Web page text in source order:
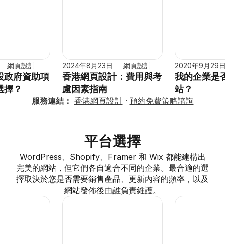
網頁設計
政府資助項
擇？
2024年8月23日 網頁設計
香港網頁設計：費用與考
慮因素指南
2020年9月29
我的企業是
站？
服務連結： 香港網頁設計 · 預約免費策略諮詢
平台選擇
WordPress、Shopify、Framer 和 Wix 都能建構出
完美的網站，但它們各自適合不同的企業。最合適的選
擇取決於您是否需要銷售產品、更新內容的頻率，以及
網站發佈後由誰負責維護。